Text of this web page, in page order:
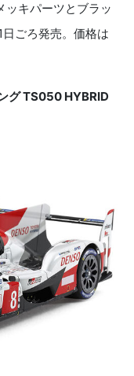
ッキパーツとブラッ
ごろ発売。価格は
グ TS050 HYBRID